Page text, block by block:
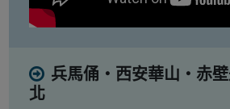
兵馬俑・西安華山・赤
北